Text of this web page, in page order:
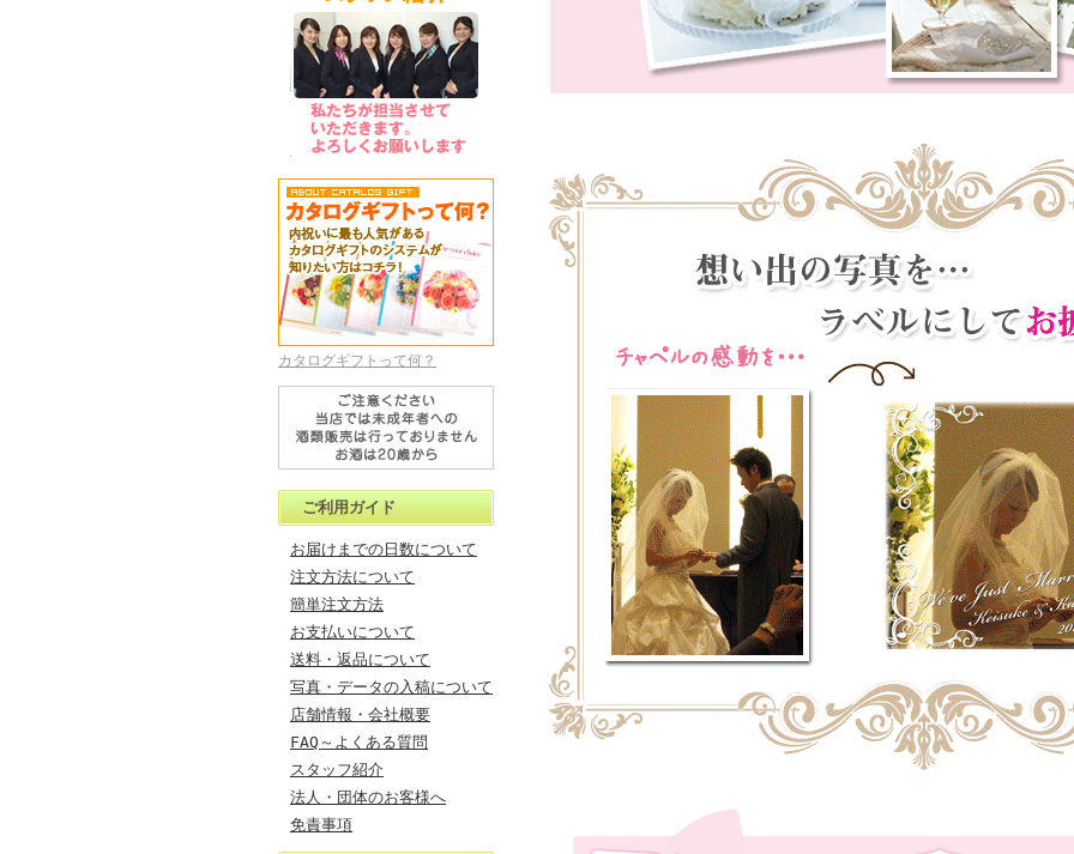
カタログギフトって何？
ご利用ガイド
お届けまでの日数について
注文方法について
簡単注文方法
お支払いについて
送料・返品について
写真・データの入稿について
店舗情報・会社概要
FAQ～よくある質問
スタッフ紹介
法人・団体のお客様へ
免責事項